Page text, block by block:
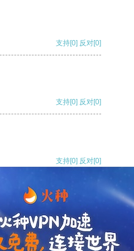
支持[0] 反对[0]
支持[0] 反对[0]
支持[0] 反对[0]
支持[0] 反对